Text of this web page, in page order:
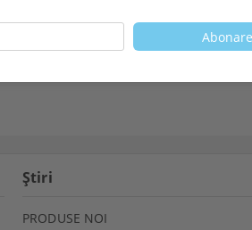
Ştiri
PRODUSE NOI